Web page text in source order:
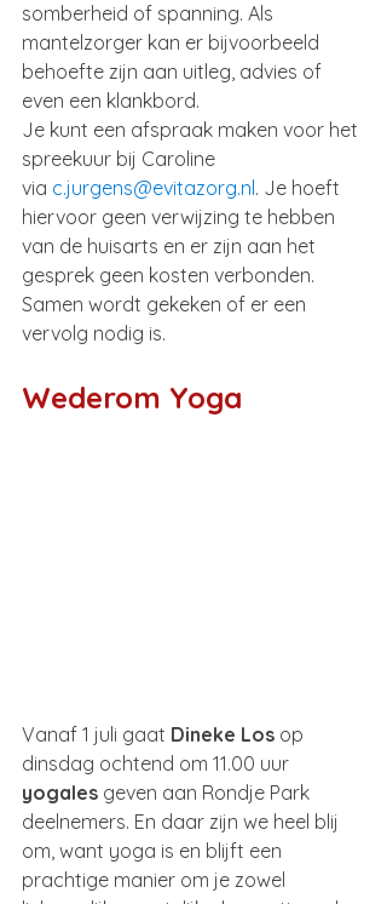
somberheid of spanning. Als
mantelzorger kan er bijvoorbeeld
behoefte zijn aan uitleg, advies of
even een klankbord.
Je kunt een afspraak maken voor het
spreekuur bij Caroline
via c.jurgens@evitazorg.nl. Je hoeft
hiervoor geen verwijzing te hebben
van de huisarts en er zijn aan het
gesprek geen kosten verbonden.
Samen wordt gekeken of er een
vervolg nodig is.
Wederom Yoga
Vanaf 1 juli gaat Dineke Los op
dinsdag ochtend om 11.00 uur
yogales geven aan Rondje Park
deelnemers. En daar zijn we heel blij
om, want yoga is en blijft een
prachtige manier om je zowel